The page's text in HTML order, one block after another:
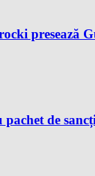
presează
de